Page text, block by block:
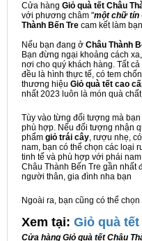
Cửa hàng Giỏ quà tết Châu
với phương châm "một chữ tín
Thành Bến Tre cam kết làm
Nếu bạn đang ở Châu Thành
Bạn đừng ngại khoảng cách
nơi cho quý khách hàng. Tất
đều là hình thực tế, có tem
thương hiệu Giỏ quà tết cao
nhất 2023 luôn là món quà
Tùy vào từng đối tượng mà
phù hợp. Nếu đối tượng nhận
phẩm giỏ trái cây, rượu nhẹ,
nam, bạn có thể chọn các loại
tinh tế và phù hợp với phái
Châu Thành Bến Tre gần nhất
người thân, gia đình nha bạn
Ngoài ra, bạn cũng có thể chọn
Xem tại: Giỏ quà tết
Cửa hàng Giỏ quà tết Châu